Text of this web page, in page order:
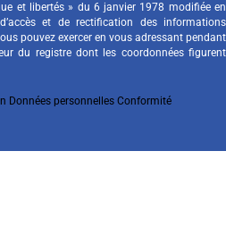
et libertés » du 6 janvier 1978 modifiée en
et de rectification des informations
pouvez exercer en vous adressant pendant
du registre dont les coordonnées figurent
Données personnelles Conformité